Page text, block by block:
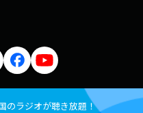
のラジオが聴き放題！